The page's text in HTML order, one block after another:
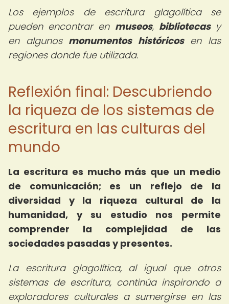
Los ejemplos de escritura glagolítica se
pueden encontrar en museos, bibliotecasy
en algunos monumentos históricosen las
regiones donde fue utilizada.
Reflexión final: Descubriendo
la riqueza de los sistemas de
escritura en las culturas del
mundo
La escritura es mucho más que un medio
de comunicación; es un reflejo de la
diversidad y la riqueza cultural de la
humanidad, y su estudio nos permite
comprender la complejidad de las
sociedades pasadas y presentes.
La escritura glagolítica, al igual que otros
sistemas de escritura, continúa inspirando a
exploradores culturales a sumergirse en las